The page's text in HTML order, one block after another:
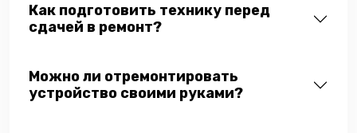
Как подготовить технику перед
сдачей в ремонт?
Можно ли отремонтировать
устройство своими руками?